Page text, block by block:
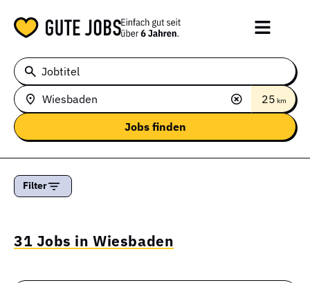
Jobtitel
25 km
Filter
31 Jobs in Wiesbaden